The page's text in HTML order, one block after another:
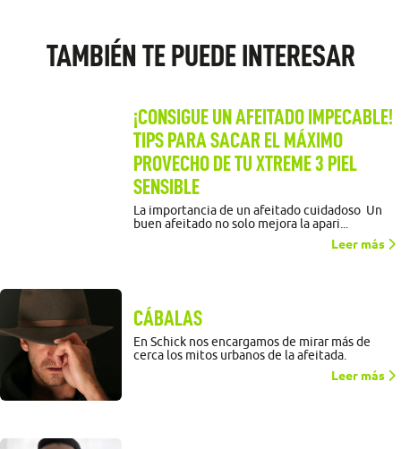
TAMBIÉN TE PUEDE INTERESAR
¡CONSIGUE UN AFEITADO IMPECABLE!
TIPS PARA SACAR EL MÁXIMO
PROVECHO DE TU XTREME 3 PIEL
SENSIBLE
La importancia de un afeitado cuidadoso Un
buen afeitado no solo mejora la apari...
Leer más
CÁBALAS
En Schick nos encargamos de mirar más de
cerca los mitos urbanos de la afeitada.
Leer más